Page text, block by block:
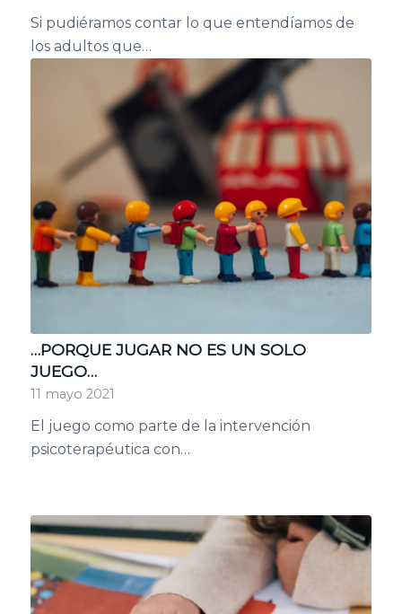
Si pudiéramos contar lo que entendíamos de
los adultos que…
…PORQUE JUGAR NO ES UN SOLO
JUEGO…
11 mayo 2021
El juego como parte de la intervención
psicoterapéutica con…